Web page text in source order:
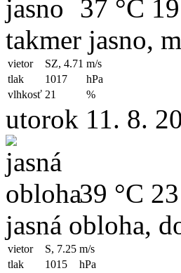
37 °C
takmer jasno,
vietor SZ, 4.71 m/s
tlak
1017
hPa
vlhkosť 21 %
utorok 11. 8.
39 °C
jasná obloha,
vietor S, 7.25 m/s
tlak
1015
hPa